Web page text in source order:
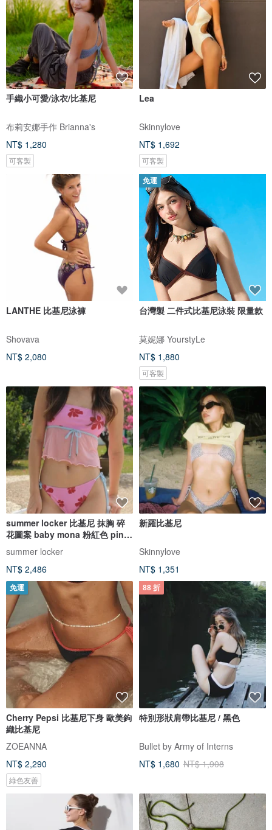
手織小可愛/泳衣/比基尼
布莉安娜手作 Brianna's
NT$ 1,280
可客製
Lea
Skinnylove
NT$ 1,692
可客製
LANTHE 比基尼泳褲
Shovava
NT$ 2,080
免運
台灣製 二件式比基尼泳裝 限量款
莫妮娜 YourstyLe
NT$ 1,880
可客製
summer locker 比基尼 抹胸 碎
花圖案 baby mona 粉紅色 pink
summer locker
NT$ 2,486
新羅比基尼
Skinnylove
NT$ 1,351
免運
Cherry Pepsi 比基尼下身 歐美鉤
織比基尼
ZOEANNA
NT$ 2,290
綠色友善
88 折
特別形狀肩帶比基尼 / 黑色
Bullet by Army of Interns
NT$ 1,680 NT$ 1,908